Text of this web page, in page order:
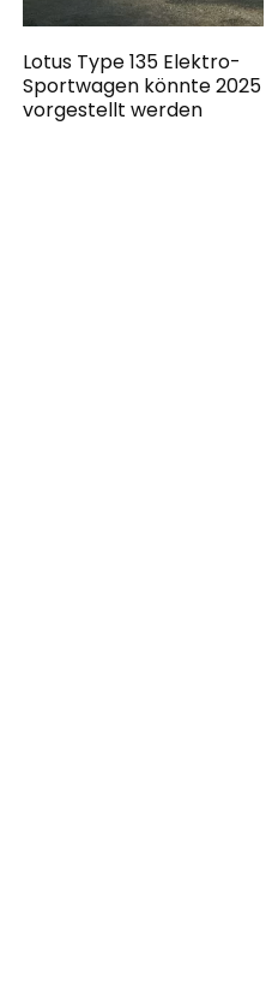
Lotus Type 135 Elektro-
Sportwagen könnte 2025
vorgestellt werden